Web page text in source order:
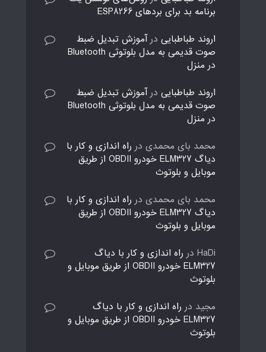
برنامه بد برای بردهای ESP8266
اروند طباطبایی درآموزش تبدیل ضبط
صوت قدیمی به مدل بلوتوثی Bluetooth
در منزل
اروند طباطبایی درآموزش تبدیل ضبط
صوت قدیمی به مدل بلوتوثی Bluetooth
در منزل
محمد بای محمدی در راه اندازی و کار با
دیاگ ELM327 خودرو OBDII از طریق
موبایل و بلوتوث
محمد بای محمدی در راه اندازی و کار با
دیاگ ELM327 خودرو OBDII از طریق
موبایل و بلوتوث
HaDi در راه اندازی و کار با دیاگ
ELM327 خودرو OBDII از طریق موبایل و
بلوتوث
مجید در راه اندازی و کار با دیاگ
ELM327 خودرو OBDII از طریق موبایل و
بلوتوث